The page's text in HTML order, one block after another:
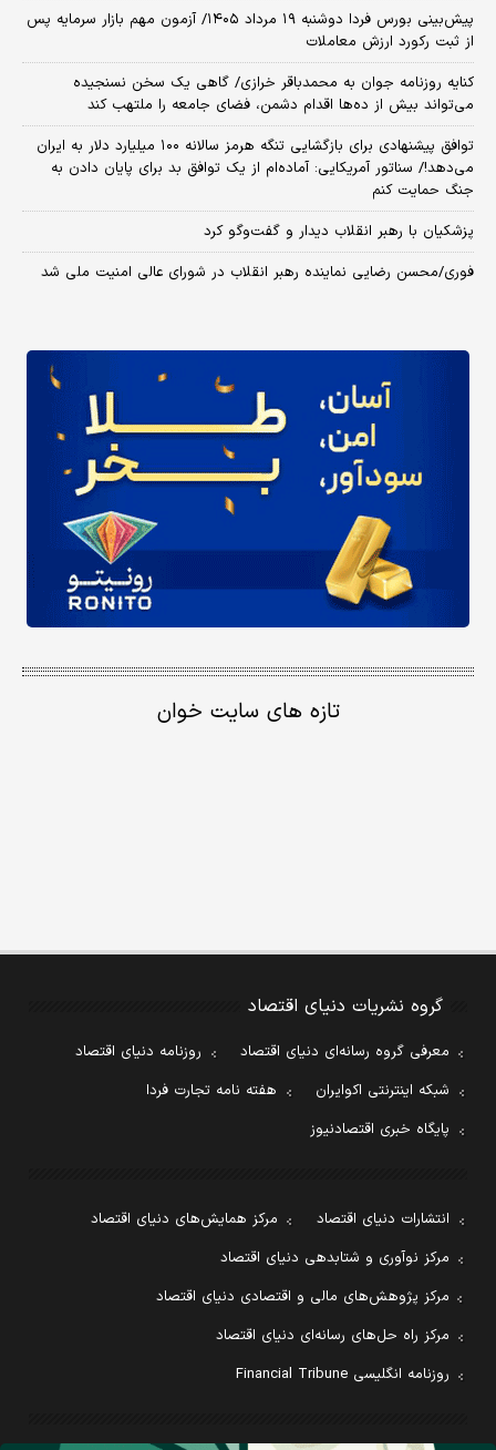
​پیش‌بینی بورس فردا دوشنبه ۱۹ مرداد ۱۴۰۵/ آزمون مهم بازار سرمایه پس
از ثبت رکورد ارزش معاملات
کنایه روزنامه جوان به محمدباقر خرازی/ گاهی یک سخن نسنجیده
می‌تواند بیش از ده‌ها اقدام دشمن، فضای جامعه را ملتهب کند
توافق پیشنهادی برای بازگشایی تنگه هرمز سالانه ۱۰۰ میلیارد دلار به ایران
می‌دهد!/ سناتور آمریکایی: آماده‌ام از یک توافق بد برای پایان دادن به
جنگ حمایت کنم
پزشکیان با رهبر انقلاب دیدار و گفت‌وگو کرد
فوری/محسن رضایی نماینده رهبر انقلاب در شورای عالی امنیت ملی شد
تازه های سایت خوان
گروه نشریات دنیای اقتصاد
معرفی گروه رسانه‌ای دنیای اقتصاد
روزنامه دنیای اقتصاد
شبکه اینترنتی اکوایران
هفته نامه تجارت فردا
پایگاه خبری اقتصادنیوز
انتشارات دنیای اقتصاد
مرکز همایش‌های دنیای اقتصاد
مرکز نوآوری و شتابدهی دنیای اقتصاد
مرکز پژوهش‌های مالی و اقتصادی دنیای اقتصاد
مرکز راه حل‌های رسانه‌ای دنیای اقتصاد
روزنامه انگلیسی Financial Tribune